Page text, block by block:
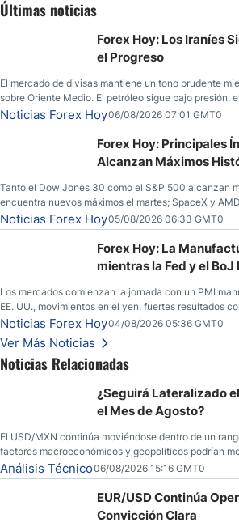
Últimas noticias
Forex Hoy: Los Iraníes
el Progreso
El mercado de divisas mantiene un tono prudente
sobre Oriente Medio. El petróleo sigue bajo presión,
y los operadores esperan nuevas referencias
Unidos.
Noticias Forex Hoy06/08/2026 07:01 GMT0
Forex Hoy: Principales
Alcanzan Máximos
Tanto el Dow Jones 30 como el S&P 500 alcanzan
encuentra nuevos máximos el martes; SpaceX y
llamadas de ganancias; el petróleo crudo cae por
esperanzas; el dólar estadounidense continúa
yen; el peso mexicano ve un repunte a medida que
Noticias Forex Hoy05/08/2026 06:33 GMT0
Forex Hoy: La
mientras la Fed y el
Los mercados comienzan la jornada con un PMI
EE. UU., movimientos en el yen, fuertes resultados
seguridad en Bitcoin y nuevas señales desde el
Noticias Forex Hoy04/08/2026 05:36 GMT0
Ver Más Noticias
Noticias Relacionadas
¿Seguirá Lateralizado
el Mes de Agosto?
El USD/MXN continúa moviéndose dentro de un
factores macroeconómicos y geopolíticos podrían
dominado al mercado en las últimas semanas.
Análisis Técnico06/08/2026 15:16 GMT0
EUR/USD Continúa
Convicción Clara